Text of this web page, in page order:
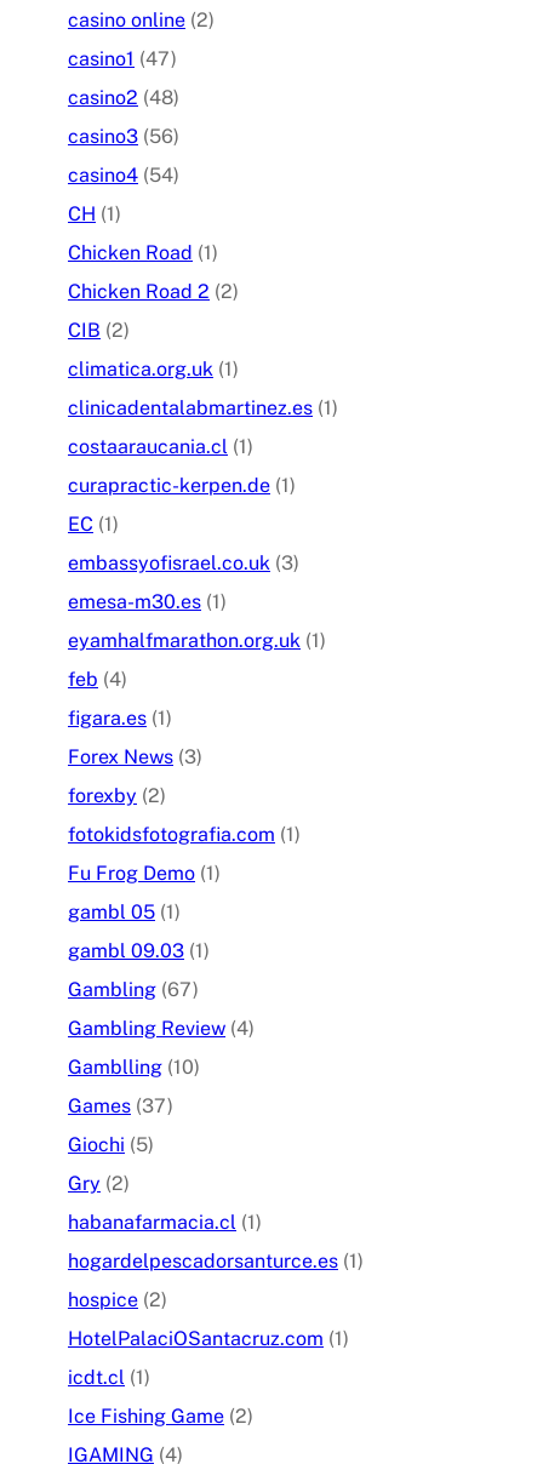
casino online (2)
casino1 (47)
casino2 (48)
casino3 (56)
casino4 (54)
CH (1)
Chicken Road (1)
Chicken Road 2 (2)
CIB (2)
climatica.org.uk (1)
clinicadentalabmartinez.es (1)
costaaraucania.cl (1)
curapractic-kerpen.de (1)
EC (1)
embassyofisrael.co.uk (3)
emesa-m30.es (1)
eyamhalfmarathon.org.uk (1)
feb (4)
figara.es (1)
Forex News (3)
forexby (2)
fotokidsfotografia.com (1)
Fu Frog Demo (1)
gambl 05 (1)
gambl 09.03 (1)
Gambling (67)
Gambling Review (4)
Gamblling (10)
Games (37)
Giochi (5)
Gry (2)
habanafarmacia.cl (1)
hogardelpescadorsanturce.es (1)
hospice (2)
HotelPalaciOSantacruz.com (1)
icdt.cl (1)
Ice Fishing Game (2)
IGAMING (4)